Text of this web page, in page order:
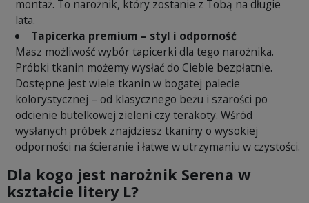
montaż. To narożnik, który zostanie z Tobą na długie
lata.
Tapicerka premium – styl i odporność
Masz możliwość wybór tapicerki dla tego narożnika.
Próbki tkanin możemy wysłać do Ciebie bezpłatnie.
Dostępne jest wiele tkanin w bogatej palecie
kolorystycznej – od klasycznego beżu i szarości po
odcienie butelkowej zieleni czy terakoty. Wśród
wysłanych próbek znajdziesz tkaniny o wysokiej
odporności na ścieranie i łatwe w utrzymaniu w czystości.
Dla kogo jest narożnik Serena w
kształcie litery L?